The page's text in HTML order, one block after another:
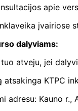
apie
įvairiose
dalyviams:
atveju, jei
KTPC
adresu: Kauno